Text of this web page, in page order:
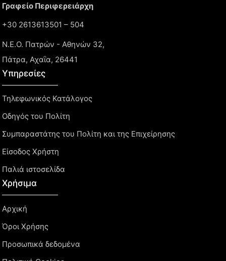
Γραφείο Περιφερειάρχη
+30 2613613501 – 504
Ν.Ε.Ο. Πατρών - Αθηνών 32,
Πάτρα, Αχαΐα, 26441
Υπηρεσίες
Τηλεφωνικός Κατάλογος
Οδηγός του Πολίτη
Συμπαραστάτης του Πολίτη και της Επιχείρησης
Είσοδος Χρήστη
Παλιά ιστοσελίδα
Χρήσιμα
Αρχική
Όροι Χρήσης
Προσωπικά δεδομένα